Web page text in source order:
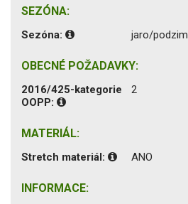
SEZÓNA:
Sezóna: jaro/podzim
OBECNÉ POŽADAVKY:
2016/425-kategorie
OOPP:
2
MATERIÁL:
Stretch materiál: ANO
INFORMACE: